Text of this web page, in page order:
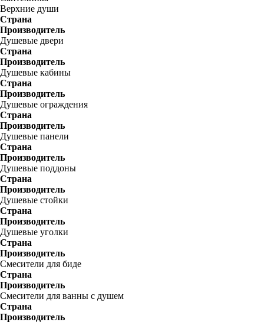
Верхние души
Страна
Производитель
Душевые двери
Страна
Производитель
Душевые кабины
Страна
Производитель
Душевые ограждения
Страна
Производитель
Душевые панели
Страна
Производитель
Душевые поддоны
Страна
Производитель
Душевые стойки
Страна
Производитель
Душевые уголки
Страна
Производитель
Смесители для биде
Страна
Производитель
Смесители для ванны с душем
Страна
Производитель